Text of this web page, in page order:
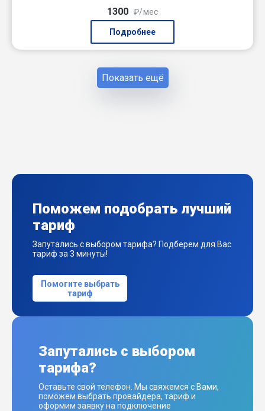
1300 ₽/мес
Подробнее
Показать ещё
Поможем подобрать лучший
тариф
Запутались с выбором тарифа? Подберем для Вас
тариф за 3 минуты!
Помогите выбрать
тариф
Запутались с выбором
тарифа?
Оставьте свой телефон. Мы свяжемся с Вами,
поможем выбрать провайдера, тариф и
оформим заявку на подключение